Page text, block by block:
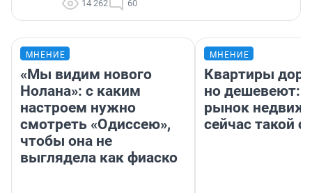
14 262 60
МНЕНИЕ
«Мы видим нового
Нолана»: с каким
настроем нужно
смотреть «Одиссею»,
чтобы она не
выглядела как фиаско
МНЕНИЕ
Квартиры
но дешевеют:
рынок
сейчас такой